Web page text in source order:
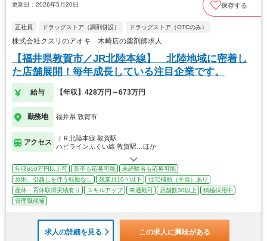
更新日：2026年5月20日 保存する
正社員 ドラッグストア（調剤併設） ドラッグストア（OTCのみ）
株式会社クスリのアオキ 木崎店の薬剤師求人
【福井県敦賀市／JR北陸本線】 北陸地域に密着し
た店舗展開！毎年成長している注目企業です。
給与 【年収】428万円～673万円
勤務地 福井県 敦賀市
アクセス
ＪＲ北陸本線 敦賀駅
ハピラインふくい線 敦賀駅…ほか
年収650万円以上可 新卒も応募可能
未経験者も応募可能
原則、引越しを伴う転勤なし
残業月10ｈ以下
住宅補助（手当）あり
産休・育休取得実績有り
スキルアップ 車通勤可 店舗数30以上
積極採用中
管理職候補
求人の詳細を見る この求人に興味がある